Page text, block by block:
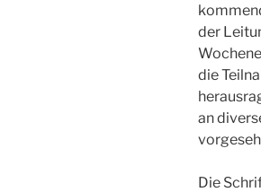
der
die
an
Die